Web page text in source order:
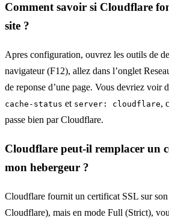
Comment savoir si Cloudflare
site ?
Apres configuration, ouvrez les outils de
navigateur (F12), allez dans l’onglet
de reponse d’une page. Vous devriez voir
cache-status et server: cloudflare,
passe bien par Cloudflare.
Cloudflare peut-il remplacer un
mon hebergeur ?
Cloudflare fournit un certificat SSL sur
Cloudflare), mais en mode Full (Strict),